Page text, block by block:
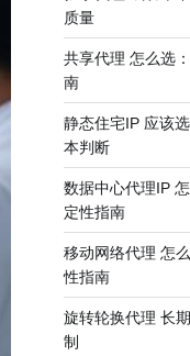
质量
共享代理 怎么选
南
静态住宅IP 应该
本判断
数据中心代理IP
定性指南
移动网络代理 怎
性指南
旋转轮换代理 长
制